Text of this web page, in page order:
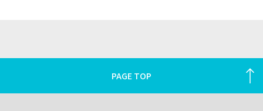
PAGE TOP